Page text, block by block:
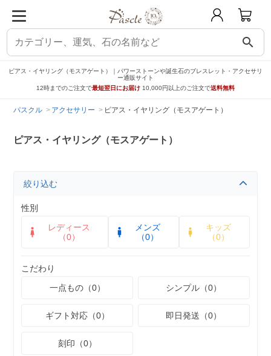
search
ピアス・イヤリング（モスアゲート）｜パワーストーンや誕生石のブレスレット・アクセサリ
ー通販サイト
12時までのご注文で最短翌日にお届け 10,000円以上のご注文で送料無料
パスクル アクセサリー ピアス・イヤリング（モスアゲート）
ピアス・イヤリング（モスアゲート）
絞り込む
性別
レディース
（0）
メンズ
（0）
キッズ
（0）
こだわり
一点もの（0）
シンプル（0）
ギフト対応（0） 即日発送（0）
刻印（0）